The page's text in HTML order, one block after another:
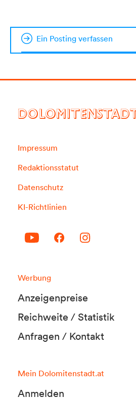
Ein Posting verfassen
DOLOMITENSTADT
Impressum
Redaktionsstatut
Datenschutz
KI-Richtlinien
Werbung
Anzeigenpreise
Reichweite / Statistik
Anfragen / Kontakt
Mein Dolomitenstadt.at
Anmelden